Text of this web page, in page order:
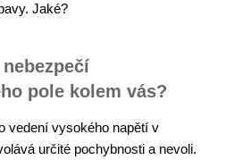
Jaké?
pole kolem vás?
vedení vysokého napětí v
určité pochybnosti a nevoli.